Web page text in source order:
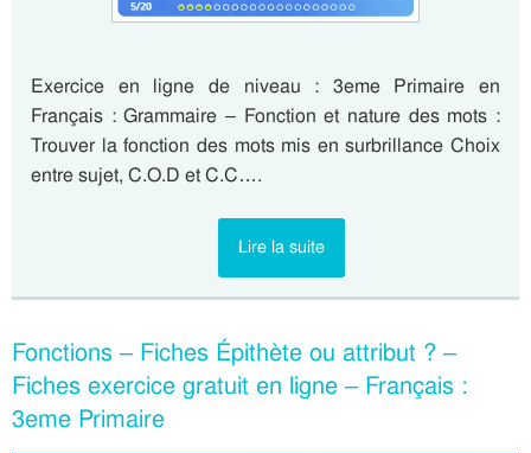
Exercice en ligne de niveau : 3eme Primaire en
Français : Grammaire – Fonction et nature des mots :
Trouver la fonction des mots mis en surbrillance Choix
entre sujet, C.O.D et C.C….
Lire la suite
Fonctions – Fiches Épithète ou attribut ? –
Fiches exercice gratuit en ligne – Français :
3eme Primaire